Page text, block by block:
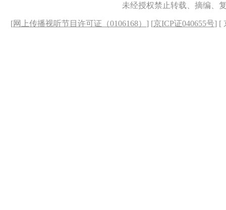
未经授权禁止转载、摘编、
[网上传播视听节目许可证（0106168） ] [京ICP证040655号] [